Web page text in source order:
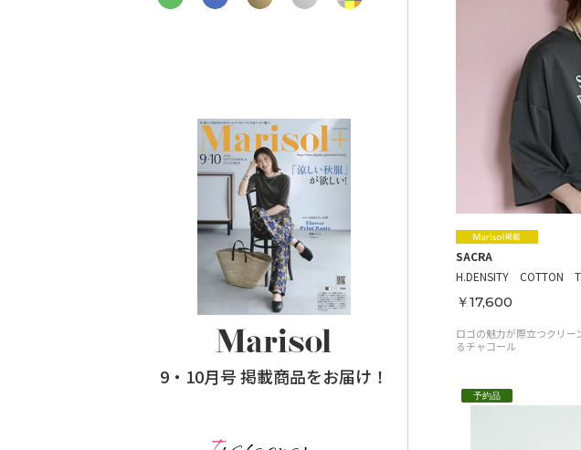
9・10月号 掲載商品をお届け！
SACRA
H.DENSITY COTTON
￥17,600
ロゴの魅力が際立つクリー
るチャコール
予約品